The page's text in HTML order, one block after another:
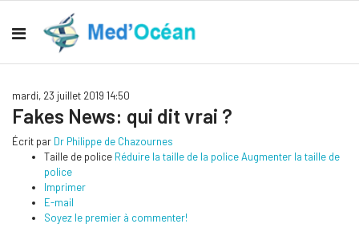
mardi, 23 juillet 2019 14:50
Fakes News: qui dit vrai ?
Écrit par Dr Philippe de Chazournes
Taille de police Réduire la taille de la policeAugmenter la taille de
police
Imprimer
E-mail
Soyez le premier à commenter!